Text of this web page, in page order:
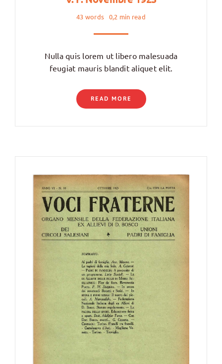
43 words 0,2 min read
Nulla quis lorem ut libero malesuada
feugiat mauris blandit aliquet elit.
READ MORE